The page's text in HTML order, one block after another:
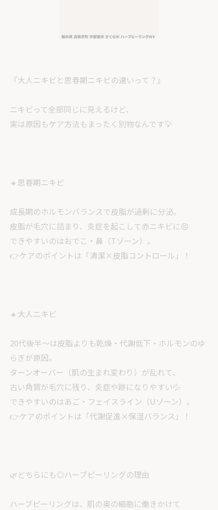
『大人ニキビと思春期ニキビの違いって？』
ニキビって全部同じに見えるけど、
実は原因もケア方法もまったく別物なんです💡
🔸思春期ニキビ
成長期のホルモンバランスで皮脂が過剰に分泌。
皮脂が毛穴に詰まり、炎症を起こして赤ニキビに😣
できやすいのはおでこ・鼻（Tゾーン）。
👉ケアのポイントは「清潔×皮脂コントロール」！
🔸大人ニキビ
20代後半〜は皮脂よりも乾燥・代謝低下・ホルモンのゆ
らぎが原因。
ターンオーバー（肌の生まれ変わり）が乱れて、
古い角質が毛穴に残り、炎症や跡になりやすい💦
できやすいのはあご・フェイスライン（Uゾーン）。
👉ケアのポイントは「代謝促進×保湿バランス」！
🌿どちらにも◎ハーブピーリングの理由
ハーブピーリングは、肌の奥の細胞に働きかけて